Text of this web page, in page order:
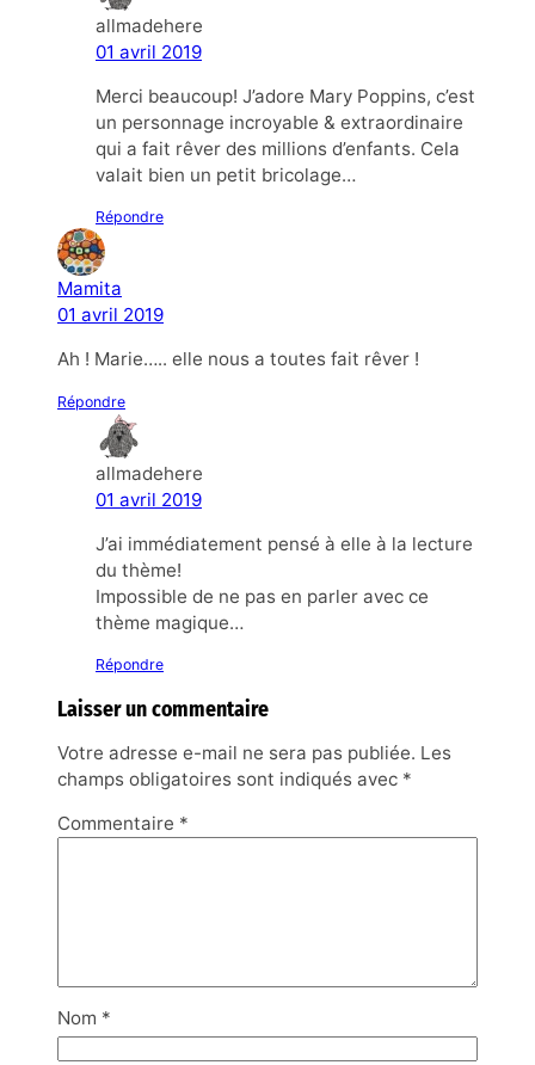
allmadehere
01 avril 2019
Merci beaucoup! J’adore Mary Poppins, c’est
un personnage incroyable & extraordinaire
qui a fait rêver des millions d’enfants. Cela
valait bien un petit bricolage…
Répondre
Mamita
01 avril 2019
Ah ! Marie….. elle nous a toutes fait rêver !
Répondre
allmadehere
01 avril 2019
J’ai immédiatement pensé à elle à la lecture
du thème!
Impossible de ne pas en parler avec ce
thème magique…
Répondre
Laisser un commentaire
Votre adresse e-mail ne sera pas publiée. Les
champs obligatoires sont indiqués avec *
Commentaire *
Nom *